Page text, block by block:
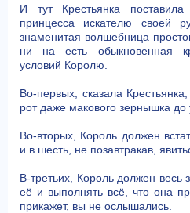
И тут Крестьянка
принцесса искателю своей
знаменитая волшебница
ни на есть обыкновенная
условий Королю.
Во-первых, сказала
рот даже макового зернышка до
Во-вторых, Король должен
и в шесть, не позавтракав,
В-третьих, Король должен весь
её и выполнять всё, что она
прикажет, вы не ослышались.